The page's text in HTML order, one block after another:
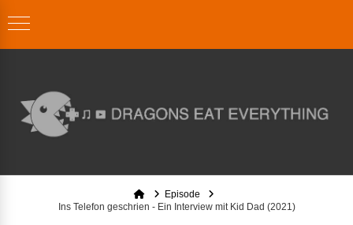
HomeEpisode
Ins Telefon geschrien - Ein Interview mit Kid Dad (2021)